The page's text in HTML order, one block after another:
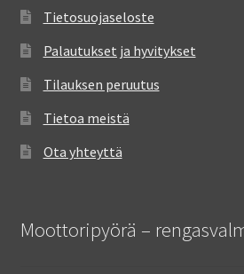
Tietosuojaseloste
Palautukset ja hyvitykset
Tilauksen peruutus
Tietoa meistä
Ota yhteyttä
Moottoripyörä –